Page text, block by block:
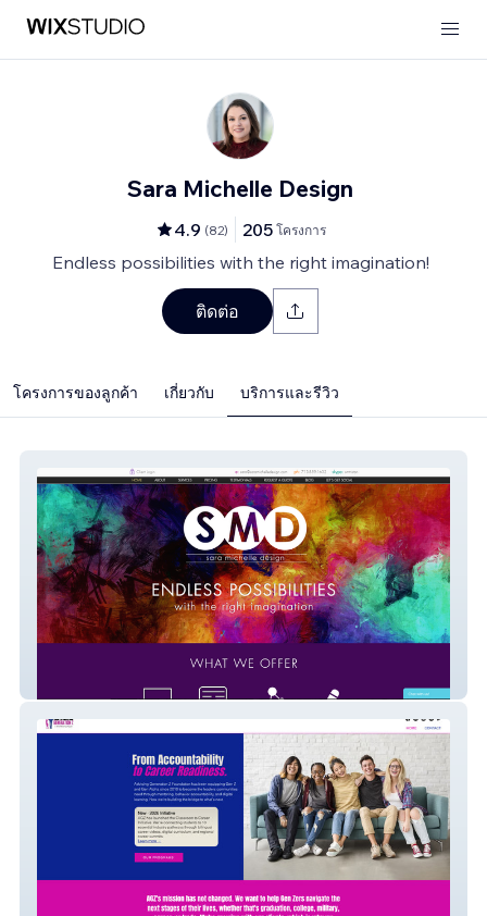
Sara Michelle Design
4.9 (82) 205 โครงการ
Endless possibilities with the right imagination!
ติดต่อ
โครงการของลูกค้า เกี่ยวกับ บริการและรีวิว
Sara Michelle Design